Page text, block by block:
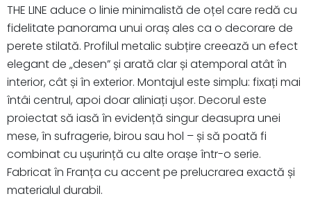
THE LINE aduce o linie minimalistă de oțel care redă cu
fidelitate panorama unui oraș ales ca o decorare de
perete stilată. Profilul metalic subțire creează un efect
elegant de „desen” și arată clar și atemporal atât în
interior, cât și în exterior. Montajul este simplu: fixați mai
întâi centrul, apoi doar aliniați ușor. Decorul este
proiectat să iasă în evidență singur deasupra unei
mese, în sufragerie, birou sau hol – și să poată fi
combinat cu ușurință cu alte orașe într-o serie.
Fabricat în Franța cu accent pe prelucrarea exactă și
materialul durabil.